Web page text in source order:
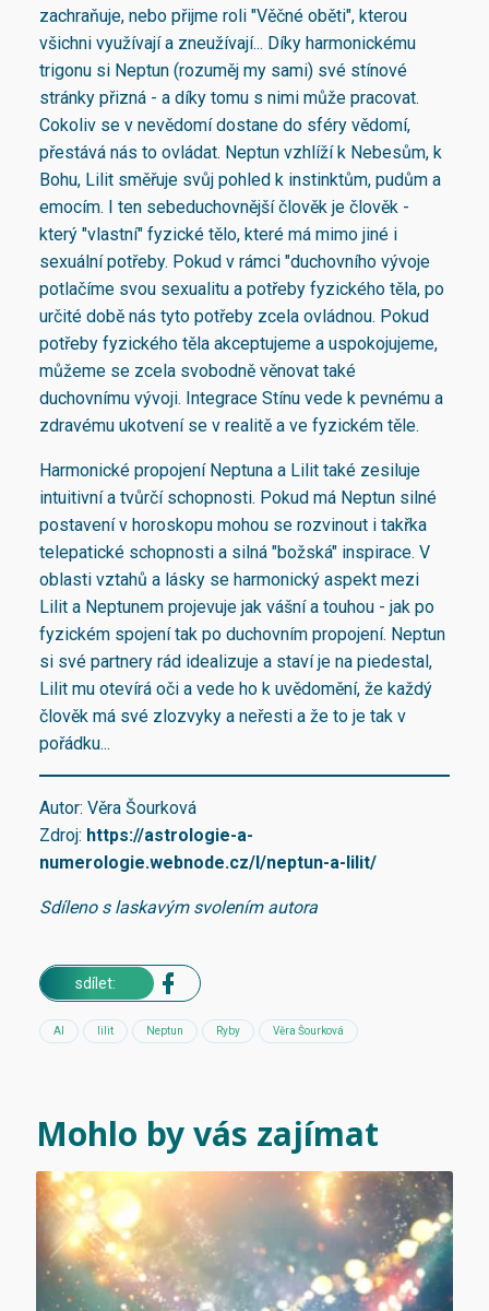
zachraňuje, nebo přijme roli "Věčné oběti", kterou
všichni využívají a zneužívají... Díky harmonickému
trigonu si Neptun (rozuměj my sami) své stínové
stránky přizná - a díky tomu s nimi může pracovat.
Cokoliv se v nevědomí dostane do sféry vědomí,
přestává nás to ovládat. Neptun vzhlíží k Nebesům, k
Bohu, Lilit směřuje svůj pohled k instinktům, pudům a
emocím. I ten sebeduchovnější člověk je člověk -
který "vlastní" fyzické tělo, které má mimo jiné i
sexuální potřeby. Pokud v rámci "duchovního vývoje
potlačíme svou sexualitu a potřeby fyzického těla, po
určité době nás tyto potřeby zcela ovládnou. Pokud
potřeby fyzického těla akceptujeme a uspokojujeme,
můžeme se zcela svobodně věnovat také
duchovnímu vývoji. Integrace Stínu vede k pevnému a
zdravému ukotvení se v realitě a ve fyzickém těle.
Harmonické propojení Neptuna a Lilit také zesiluje
intuitivní a tvůrčí schopnosti. Pokud má Neptun silné
postavení v horoskopu mohou se rozvinout i takřka
telepatické schopnosti a silná "božská" inspirace. V
oblasti vztahů a lásky se harmonický aspekt mezi
Lilit a Neptunem projevuje jak vášní a touhou - jak po
fyzickém spojení tak po duchovním propojení. Neptun
si své partnery rád idealizuje a staví je na piedestal,
Lilit mu otevírá oči a vede ho k uvědomění, že každý
člověk má své zlozvyky a neřesti a že to je tak v
pořádku...
Autor: Věra Šourková
Zdroj: https://astrologie-a-
numerologie.webnode.cz/l/neptun-a-lilit/
Sdíleno s laskavým svolením autora
sdílet:
AI lilit Neptun Ryby Věra Šourková
Mohlo by vás zajímat